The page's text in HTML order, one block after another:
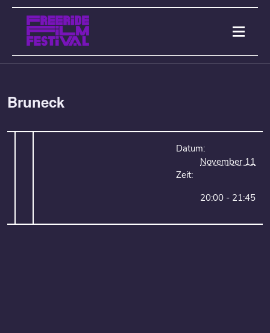
Bruneck
Datum:
November 11
Zeit:
20:00 - 21:45